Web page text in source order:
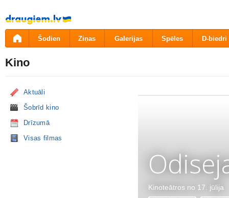
Pāriet
uz
saturu
Šodien Ziņas Galerijas Spēles D-biedri
Kino
Aktuāli
Šobrīd kino
Drīzumā
Visas filmas
Kinoteātros no 17. jūlija